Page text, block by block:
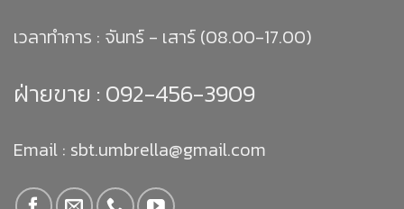
เวลาทำการ : จันทร์ - เสาร์ (08.00-17.00)
ฝ่ายขาย : 092-456-3909
Email : sbt.umbrella@gmail.com